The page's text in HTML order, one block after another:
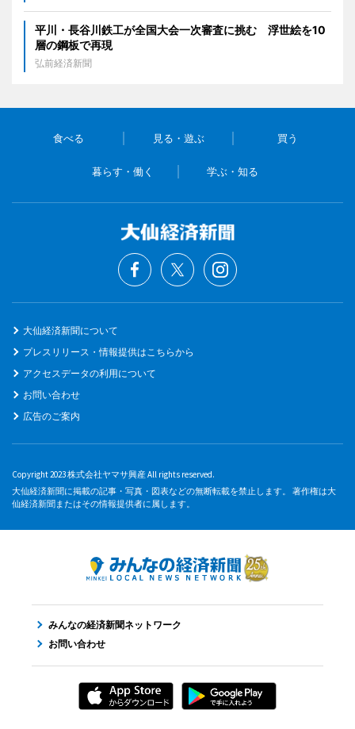
平川・長谷川鉄工が全国大会一次審査に挑む 浮世絵を10
層の鋼板で再現
弘前経済新聞
食べる 見る・遊ぶ 買う
暮らす・働く 学ぶ・知る
大仙経済新聞について
プレスリリース・情報提供はこちらから
アクセスデータの利用について
お問い合わせ
広告のご案内
Copyright 2023 株式会社ヤマサ興産 All rights reserved.
大仙経済新聞に掲載の記事・写真・図表などの無断転載を禁止します。 著作権は大
仙経済新聞またはその情報提供者に属します。
みんなの経済新聞ネットワーク
お問い合わせ